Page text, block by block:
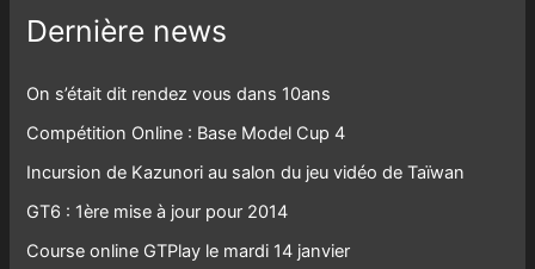
Dernière news
On s’était dit rendez vous dans 10ans
Compétition Online : Base Model Cup 4
Incursion de Kazunori au salon du jeu vidéo de Taïwan
GT6 : 1ère mise à jour pour 2014
Course online GTPlay le mardi 14 janvier